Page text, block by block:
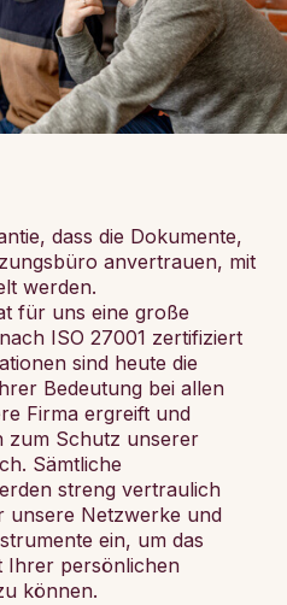
dass die Dokumente,
anvertrauen, mit
werden.
für uns eine große
ISO 27001 zertifiziert
sind heute die
Bedeutung bei allen
Firma ergreift und
zum Schutz unserer
Sämtliche
streng vertraulich
unsere Netzwerke und
ein, um das
Ihrer persönlichen
können.